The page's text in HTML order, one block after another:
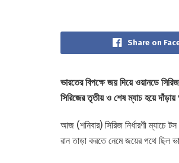
Share on
ভারতের বিপক্ষে জয় দিয়ে ওয়ানডে
সিরিজের তৃতীয় ও শেষ ম্যাচ হয়ে
আজ (শনিবার) সিরিজ নির্ধারণী ম্যাচে
রান তাড়া করতে নেমে জয়ের পথে ছিল